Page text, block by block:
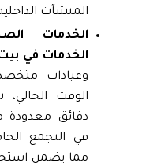
المنشآت الداخلية.
الخدمات الصحية:
الخدمات في بيت
وعيادات متخصصة
الوقت الحالي،
دقائق معدودة من
في التجمع
مما يضمن استجابة